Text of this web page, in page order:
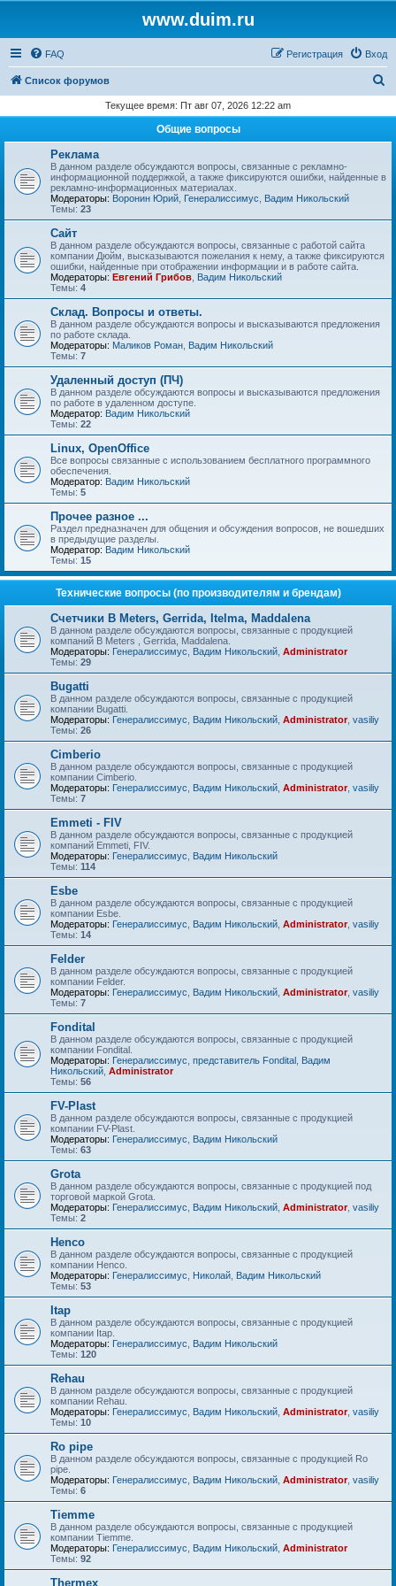
www.duim.ru
FAQ Вход
Регистрация
Список форумов
с
Текущее время: Пт авг 07, 2026 12:22 am
Общие вопросы
Реклама
В данном разделе обсуждаются вопросы, связанные с рекламно-
информационной поддержкой, а также фиксируются ошибки, найденные в
рекламно-информационных материалах.
Модераторы: Воронин Юрий Генералиссимус
Вадим Никольский
Темы: 23
Сайт
В данном разделе обсуждаются вопросы, связанные с работой сайта
компании Дюйм, высказываются пожелания к нему, а также фиксируются
ошибки, найденные при отображении информации и в работе сайта.
Модераторы: Евгений Грибов Вадим Никольский
Темы: 4
Склад. Вопросы и ответы.
В данном разделе обсуждаются вопросы и высказываются предложения
по работе склада.
Модераторы: Маликов Роман Вадим Никольский
Темы: 7
Удаленный доступ (ПЧ)
В данном разделе обсуждаются вопросы и высказываются предложения
по работе в удаленном доступе.
Модератор: Вадим Никольский
Темы: 22
Linux, OpenOffice
Все вопросы связанные с использованием бесплатного программного
обеспечения.
Модератор: Вадим Никольский
Темы: 5
Прочее разное ...
Раздел предназначен для общения и обсуждения вопросов, не вошедших
в предыдущие разделы.
Модератор: Вадим Никольский
Темы: 15
Технические вопросы (по производителям и брендам)
Счетчики B Meters, Gerrida, Itelma, Maddalena
В данном разделе обсуждаются вопросы, связанные с продукцией
компаний B Meters , Gerrida, Maddalena.
Модераторы: Генералиссимус Вадим Никольский Administrator
Темы: 29
Bugatti
В данном разделе обсуждаются вопросы, связанные с продукцией
компании Bugatti.
Модераторы: Генералиссимус Вадим Никольский Administrator, vasiliy
Темы: 26
Cimberio
В данном разделе обсуждаются вопросы, связанные с продукцией
компании Cimberio.
Модераторы: Генералиссимус Вадим Никольский Administrator, vasiliy
Темы: 7
Emmeti - FIV
В данном разделе обсуждаются вопросы, связанные с продукцией
компаний Emmeti, FIV.
Модераторы: Генералиссимус
Вадим Никольский
Темы: 114
Esbe
В данном разделе обсуждаются вопросы, связанные с продукцией
компании Esbe.
Модераторы: Генералиссимус Вадим Никольский Administrator, vasiliy
Темы: 14
Felder
В данном разделе обсуждаются вопросы, связанные с продукцией
компании Felder.
Модераторы: Генералиссимус Вадим Никольский Administrator, vasiliy
Темы: 7
Fondital
В данном разделе обсуждаются вопросы, связанные с продукцией
компании Fondital.
Модераторы: Генералиссимус представитель Fondital Вадим
Никольский Administrator
Темы: 56
FV-Plast
В данном разделе обсуждаются вопросы, связанные с продукцией
компании FV-Plast.
Модераторы: Генералиссимус
Вадим Никольский
Темы: 63
Grota
В данном разделе обсуждаются вопросы, связанные с продукцией под
торговой маркой Grota.
Модераторы: Генералиссимус Вадим Никольский Administrator, vasiliy
Темы: 2
Henco
В данном разделе обсуждаются вопросы, связанные с продукцией
компании Henco.
Модераторы: Генералиссимус Николай Вадим Никольский
Темы: 53
Itap
В данном разделе обсуждаются вопросы, связанные с продукцией
компании Itap.
Модераторы: Генералиссимус
Вадим Никольский
Темы: 120
Rehau
В данном разделе обсуждаются вопросы, связанные с продукцией
компании Rehau.
Модераторы: Генералиссимус Вадим Никольский Administrator, vasiliy
Темы: 10
Ro pipe
В данном разделе обсуждаются вопросы, связанные с продукцией Ro
pipe.
Модераторы: Генералиссимус Вадим Никольский Administrator, vasiliy
Темы: 6
Tiemme
В данном разделе обсуждаются вопросы, связанные с продукцией
компании Tiemme.
Модераторы: Генералиссимус Вадим Никольский Administrator
Темы: 92
Thermex